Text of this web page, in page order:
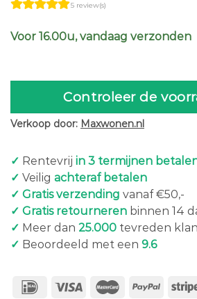
5 review(s)
Voor 16.00u, vandaag verzonden
Controleer de
Verkoop door: Maxwonen.nl
✓ Rentevrij in 3 termijnen
✓ Veilig achteraf betalen
✓ Gratis verzending vanaf €50,-
✓ Gratis retourneren binnen 14
✓ Meer dan 25.000 tevreden
✓ Beoordeeld met een 9.6